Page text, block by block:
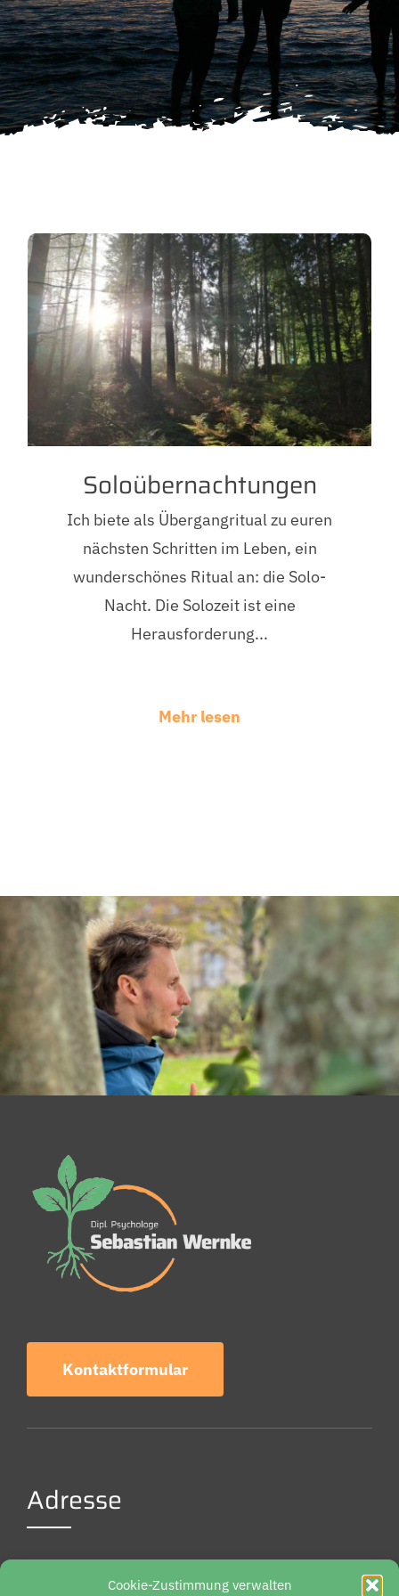
Cookie-Zustimmung verwalten
Soloübernachtungen
Ich biete als Übergangritual zu euren
nächsten Schritten im Leben, ein
wunderschönes Ritual an: die Solo-
Nacht. Die Solozeit ist eine
Herausforderung...
Mehr lesen
Kontaktformular
Adresse
Weidenbreite 6